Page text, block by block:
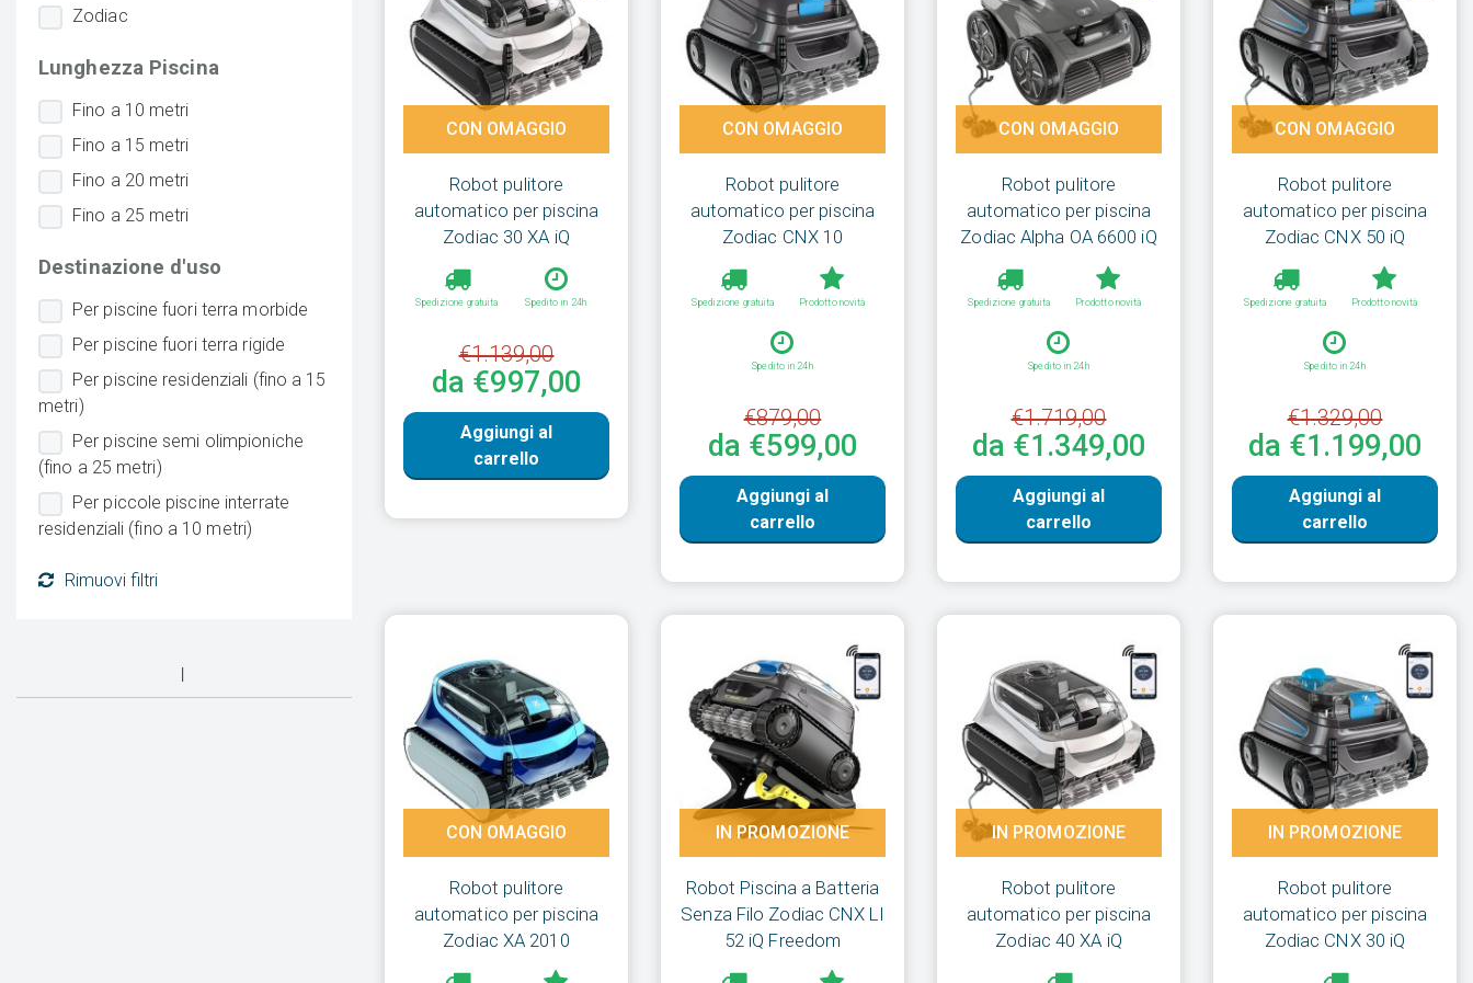
Robot pulitore
automatico per piscina
Zodiac 30 XA iQ
Spedizione gratuita Spedito in 24h
€1.139,00
da €997,00
Aggiungi al
carrello
CON OMAGGIO
Robot pulitore
automatico per piscina
Zodiac CNX 10
Spedizione gratuita Prodotto novità
Spedito in 24h
€879,00
da €599,00
Aggiungi al
carrello
CON OMAGGIO
Robot pulitore
automatico per piscina
Zodiac Alpha OA 6600 iQ
Spedizione gratuita Prodotto novità
Spedito in 24h
€1.719,00
da €1.349,00
Aggiungi al
carrello
CON OMAGGIO
Robot pulitore
automatico per piscina
Zodiac CNX 50 iQ
Spedizione gratuita Prodotto novità
Spedito in 24h
€1.329,00
da €1.199,00
Aggiungi al
carrello
CON OMAGGIO
Robot pulitore
automatico per piscina
Zodiac XA 2010
CON OMAGGIO
Robot Piscina a Batteria
Senza Filo Zodiac CNX LI
52 iQ Freedom
IN PROMOZIONE
Robot pulitore
automatico per piscina
Zodiac 40 XA iQ
IN PROMOZIONE
Robot pulitore
automatico per piscina
Zodiac CNX 30 iQ
IN PROMOZIONE
Zodiac
Lunghezza Piscina
Fino a 10 metri
Fino a 15 metri
Fino a 20 metri
Fino a 25 metri
Destinazione d'uso
Per piscine fuori terra morbide
Per piscine fuori terra rigide
Per piscine residenziali (fino a 15
metri)
Per piscine semi olimpioniche
(fino a 25 metri)
Per piccole piscine interrate
residenziali (fino a 10 metri)
Rimuovi filtri